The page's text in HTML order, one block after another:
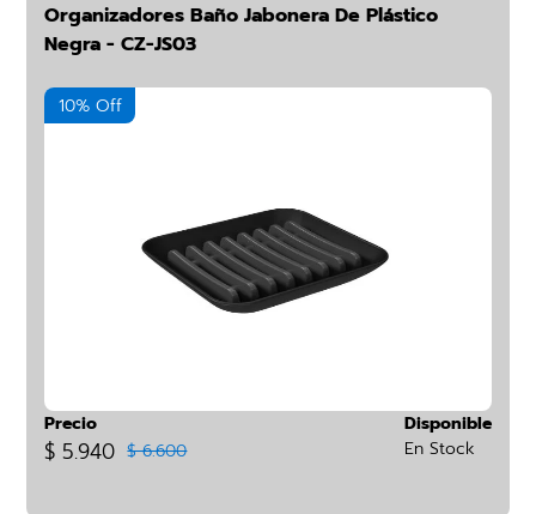
Organizadores Baño Jabonera De Plástico
Negra - CZ-JS03
10% Off
Precio
$ 5.940 $ 6.600
Disponible
En Stock